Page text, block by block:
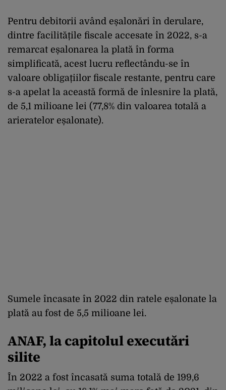
Pentru debitorii având eșalonări în derulare,
dintre facilitățile fiscale accesate în 2022, s-a
remarcat eșalonarea la plată în forma
simplificată, acest lucru reflectându-se în
valoare obligațiilor fiscale restante, pentru care
s-a apelat la această formă de înlesnire la plată,
de 5,1 milioane lei (77,8% din valoarea totală a
arieratelor eșalonate).
Sumele încasate în 2022 din ratele eșalonate la
plată au fost de 5,5 milioane lei.
ANAF, la capitolul executări
silite
În 2022 a fost încasată suma totală de 199,6